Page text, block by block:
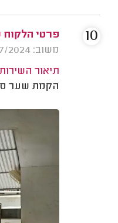
פרטי הלקוח
משוב: 17/07/2024
תיאור
הקמת שער
10